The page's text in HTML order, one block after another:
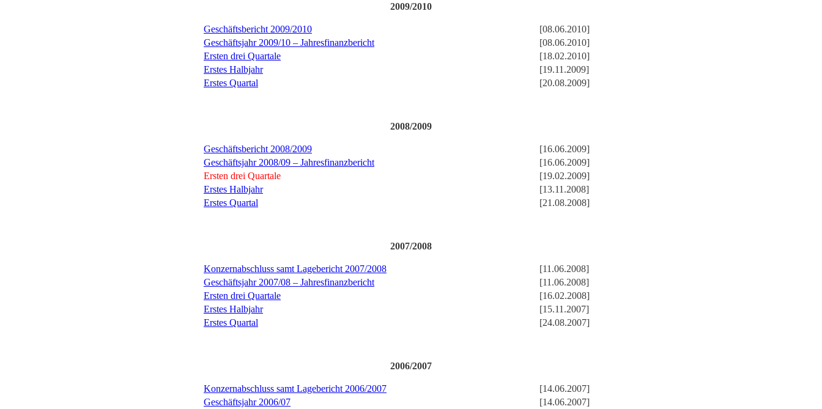
2009/2010
Geschäftsbericht 2009/2010
[08.06.2010]
Geschäftsjahr 2009/10 – Jahresfinanzbericht
[08.06.2010]
Ersten drei Quartale
[18.02.2010]
Erstes Halbjahr
[19.11.2009]
Erstes Quartal
[20.08.2009]
2008/2009
Geschäftsbericht 2008/2009
[16.06.2009]
Geschäftsjahr 2008/09 – Jahresfinanzbericht
[16.06.2009]
Ersten drei Quartale
[19.02.2009]
Erstes Halbjahr
[13.11.2008]
Erstes Quartal
[21.08.2008]
2007/2008
Konzernabschluss samt Lagebericht 2007/2008
[11.06.2008]
Geschäftsjahr 2007/08 – Jahresfinanzbericht
[11.06.2008]
Ersten drei Quartale
[16.02.2008]
Erstes Halbjahr
[15.11.2007]
Erstes Quartal
[24.08.2007]
2006/2007
Konzernabschluss samt Lagebericht 2006/2007
[14.06.2007]
Geschäftsjahr 2006/07
[14.06.2007]